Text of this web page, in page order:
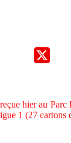
hier au Parc
1 (27 cartons